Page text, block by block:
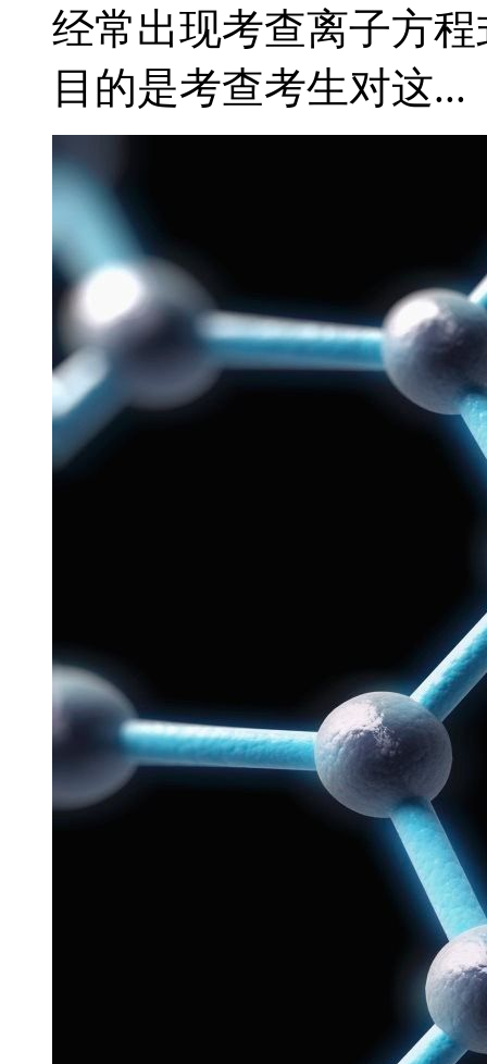
经常出现考查离子方
目的是考查考生对这...